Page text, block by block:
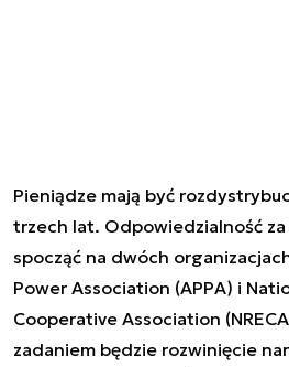
Pieniądze mają być
trzech lat. Odpowiedzialność
spocząć na dwóch
Power Association (APPA) i
Cooperative Association
zadaniem będzie rozwinięcie